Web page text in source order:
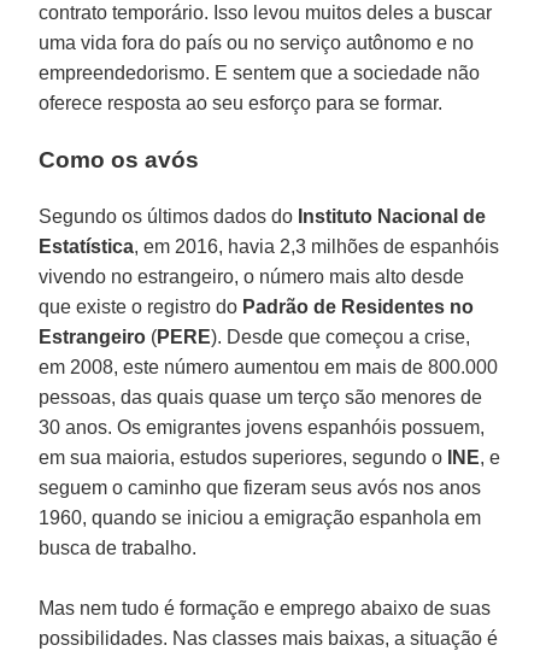
contrato temporário. Isso levou muitos deles a buscar
uma vida fora do país ou no serviço autônomo e no
empreendedorismo. E sentem que a sociedade não
oferece resposta ao seu esforço para se formar.
Como os avós
Segundo os últimos dados do Instituto Nacional de
Estatística, em 2016, havia 2,3 milhões de espanhóis
vivendo no estrangeiro, o número mais alto desde
que existe o registro do Padrão de Residentes no
Estrangeiro (PERE). Desde que começou a crise,
em 2008, este número aumentou em mais de 800.000
pessoas, das quais quase um terço são menores de
30 anos. Os emigrantes jovens espanhóis possuem,
em sua maioria, estudos superiores, segundo o
INE, e
seguem o caminho que fizeram seus avós nos anos
1960, quando se iniciou a emigração espanhola em
busca de trabalho.
Mas nem tudo é formação e emprego abaixo de suas
possibilidades. Nas classes mais baixas, a situação é